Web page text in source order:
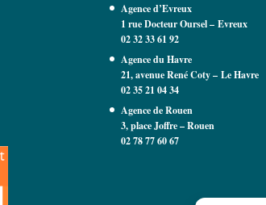
Agence d’Evreux
1 rue Docteur Oursel – Evreux
02 32 33 61 92
Agence du Havre
21, avenue René Coty – Le Havre
02 35 21 04 34
Agence de Rouen
3, place Joffre – Rouen
02 78 77 60 67